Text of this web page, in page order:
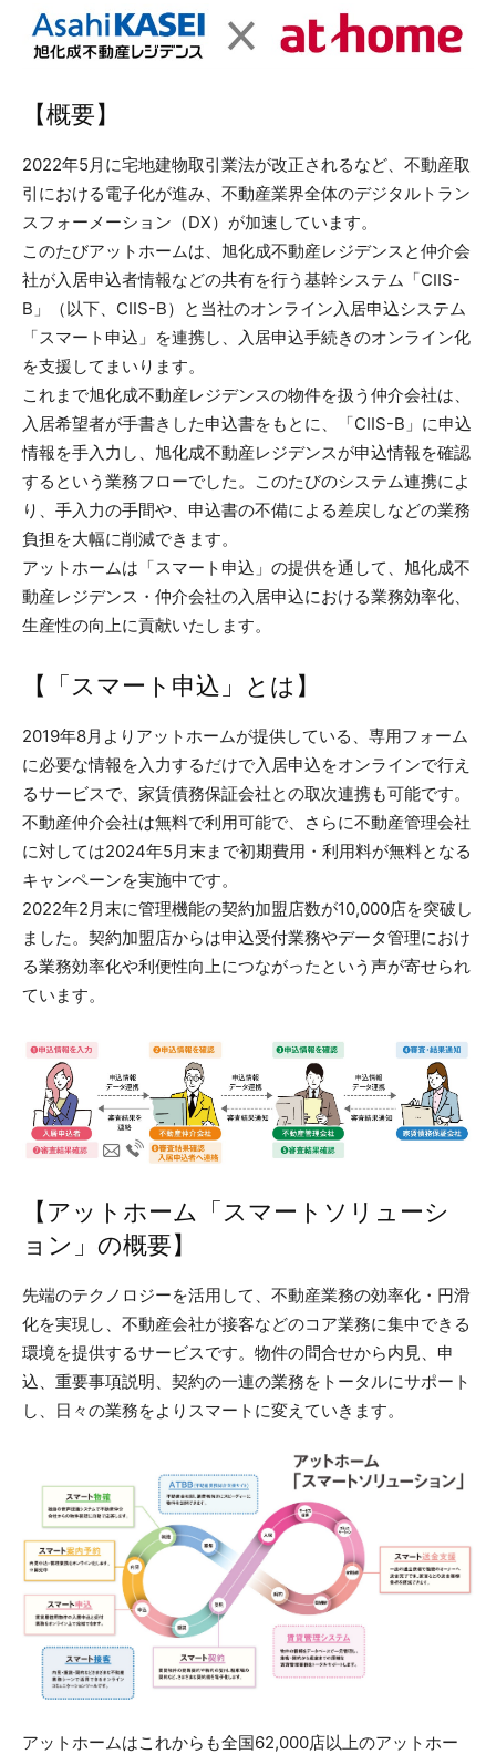
【概要】
2022年5月に宅地建物取引業法が改正されるなど、不動産取
引における電子化が進み、不動産業界全体のデジタルトラン
スフォーメーション（DX）が加速しています。
このたびアットホームは、旭化成不動産レジデンスと仲介会
社が入居申込者情報などの共有を行う基幹システム「CIIS-
B」（以下、CIIS-B）と当社のオンライン入居申込システム
「スマート申込」を連携し、入居申込手続きのオンライン化
を支援してまいります。
これまで旭化成不動産レジデンスの物件を扱う仲介会社は、
入居希望者が手書きした申込書をもとに、「CIIS-B」に申込
情報を手入力し、旭化成不動産レジデンスが申込情報を確認
するという業務フローでした。このたびのシステム連携によ
り、手入力の手間や、申込書の不備による差戻しなどの業務
負担を大幅に削減できます。
アットホームは「スマート申込」の提供を通して、旭化成不
動産レジデンス・仲介会社の入居申込における業務効率化、
生産性の向上に貢献いたします。
【「スマート申込」とは】
2019年8月よりアットホームが提供している、専用フォーム
に必要な情報を入力するだけで入居申込をオンラインで行え
るサービスで、家賃債務保証会社との取次連携も可能です。
不動産仲介会社は無料で利用可能で、さらに不動産管理会社
に対しては2024年5月末まで初期費用・利用料が無料となる
キャンペーンを実施中です。
2022年2月末に管理機能の契約加盟店数が10,000店を突破し
ました。契約加盟店からは申込受付業務やデータ管理におけ
る業務効率化や利便性向上につながったという声が寄せられ
ています。
【アットホーム「スマートソリューシ
ョン」の概要】
先端のテクノロジーを活用して、不動産業務の効率化・円滑
化を実現し、不動産会社が接客などのコア業務に集中できる
環境を提供するサービスです。物件の問合せから内見、申
込、重要事項説明、契約の一連の業務をトータルにサポート
し、日々の業務をよりスマートに変えていきます。
アットホームはこれからも全国62,000店以上のアットホー